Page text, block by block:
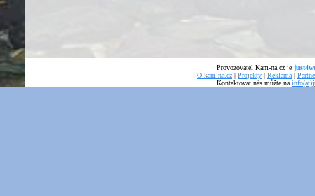
Provozovatel Kam-na.cz je
O kam-na.cz | Projekty | Reklama |
Kontaktovat nás můžte na